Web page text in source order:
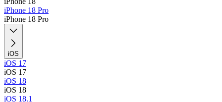
iPhone 18 Pro
iPhone 18 Pro
iOS
iOS 17
iOS 17
iOS 18
iOS 18
iOS 18.1